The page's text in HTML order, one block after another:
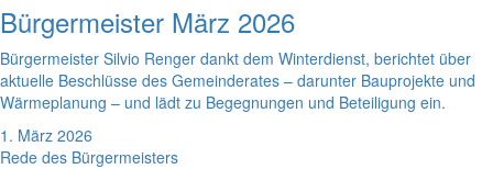
Bürgermeister März 2026
Bürgermeister Silvio Renger dankt dem Winterdienst, berichtet über
aktuelle Beschlüsse des Gemeinderates – darunter Bauprojekte und
Wärmeplanung – und lädt zu Begegnungen und Beteiligung ein.
1. März 2026
Rede des Bürgermeisters